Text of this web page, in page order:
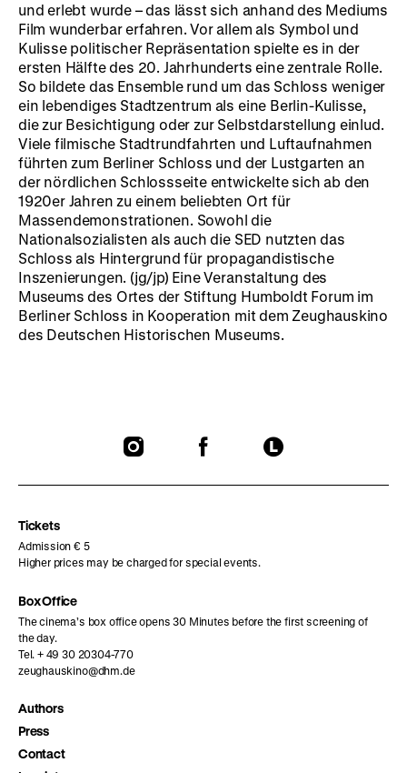
und erlebt wurde – das lässt sich anhand des Mediums
Film wunderbar erfahren. Vor allem als Symbol und
Kulisse politischer Repräsentation spielte es in der
ersten Hälfte des 20. Jahrhunderts eine zentrale Rolle.
So bildete das Ensemble rund um das Schloss weniger
ein lebendiges Stadtzentrum als eine Berlin-Kulisse,
die zur Besichtigung oder zur Selbstdarstellung einlud.
Viele filmische Stadtrundfahrten und Luftaufnahmen
führten zum Berliner Schloss und der Lustgarten an
der nördlichen Schlossseite entwickelte sich ab den
1920er Jahren zu einem beliebten Ort für
Massendemonstrationen. Sowohl die
Nationalsozialisten als auch die SED nutzten das
Schloss als Hintergrund für propagandistische
Inszenierungen. (jg/jp) Eine Veranstaltung des
Museums des Ortes der Stiftung Humboldt Forum im
Berliner Schloss in Kooperation mit dem Zeughauskino
des Deutschen Historischen Museums.
To
To
To
Tickets
Admission € 5
Higher prices may be charged for special events.
Box Office
The cinema’s box office opens 30 Minutes before the first screening of
the day.
Tel. + 49 30 20304-770
zeughauskino@dhm.de
Authors
Press
Contact